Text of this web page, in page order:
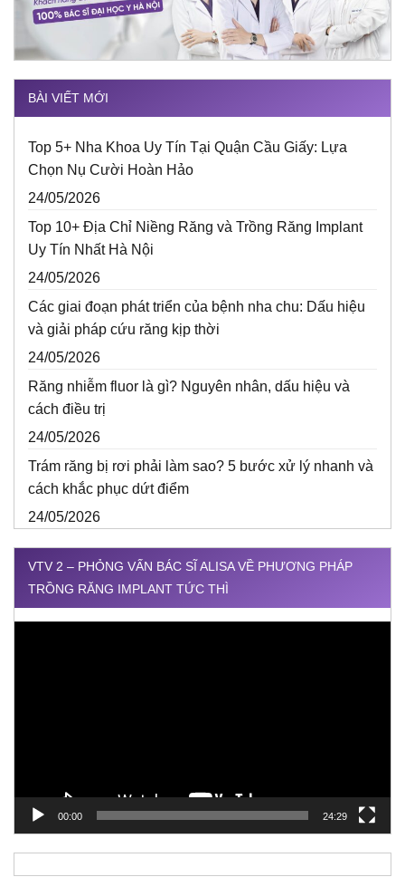
BÀI VIẾT MỚI
Top 5+ Nha Khoa Uy Tín Tại Quận Cầu Giấy: Lựa
Chọn Nụ Cười Hoàn Hảo
24/05/2026
Top 10+ Địa Chỉ Niềng Răng và Trồng Răng Implant
Uy Tín Nhất Hà Nội
24/05/2026
Các giai đoạn phát triển của bệnh nha chu: Dấu hiệu
và giải pháp cứu răng kịp thời
24/05/2026
Răng nhiễm fluor là gì? Nguyên nhân, dấu hiệu và
cách điều trị
24/05/2026
Trám răng bị rơi phải làm sao? 5 bước xử lý nhanh và
cách khắc phục dứt điểm
24/05/2026
VTV 2 – PHỎNG VẤN BÁC SĨ ALISA VỀ PHƯƠNG PHÁP
TRỒNG RĂNG IMPLANT TỨC THÌ
00:00 24:29